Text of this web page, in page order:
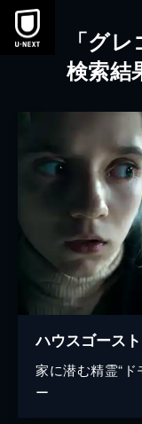
本文へスキップ
「グ
検索結
ハウスゴース
家に潜む精霊“
ー